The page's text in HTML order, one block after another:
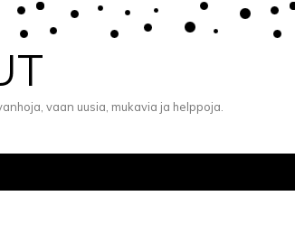
vaan uusia, mukavia ja helppoja.